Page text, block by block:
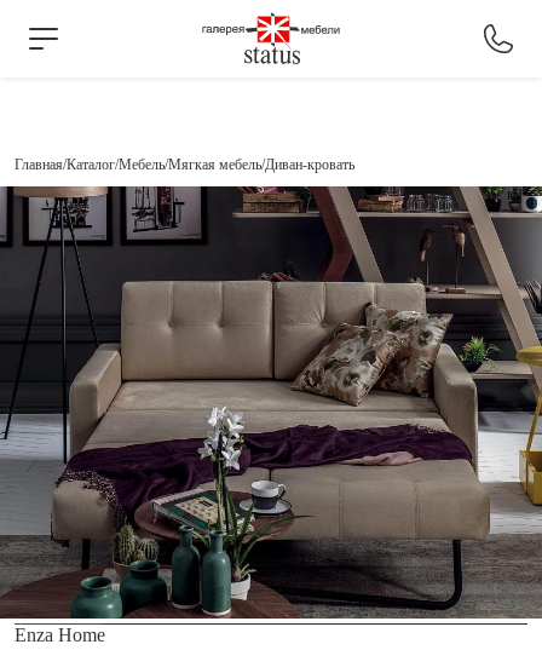
Главная Каталог Мебель Мягкая мебель Диван-кровать
Enza Home